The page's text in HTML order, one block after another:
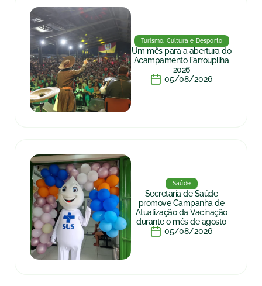
Turismo, Cultura e Desporto
Um mês para a abertura do
Acampamento Farroupilha
2026
05/08/2026
Saúde
Secretaria de Saúde
promove Campanha de
Atualização da Vacinação
durante o mês de agosto
05/08/2026